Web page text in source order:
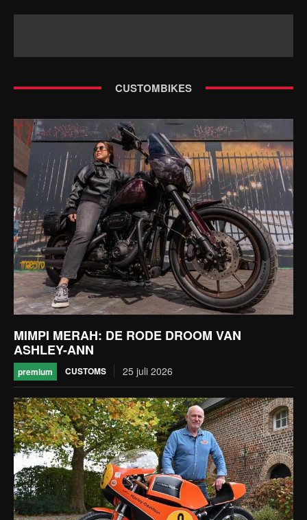
CUSTOMBIKES
MIMPI MERAH: DE RODE DROOM VAN
ASHLEY-ANN
premium CUSTOMS 25 juli 2026